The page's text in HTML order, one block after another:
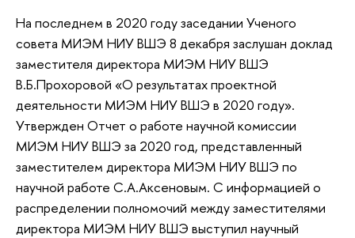
На последнем в 2020 году заседании Ученого
совета МИЭМ НИУ ВШЭ 8 декабря заслушан доклад
заместителя директора МИЭМ НИУ ВШЭ
В.Б.Прохоровой «О результатах проектной
деятельности МИЭМ НИУ ВШЭ в 2020 году».
Утвержден Отчет о работе научной комиссии
МИЭМ НИУ ВШЭ за 2020 год, представленный
заместителем директора МИЭМ НИУ ВШЭ по
научной работе С.А.Аксеновым. С информацией о
распределении полномочий между заместителями
директора МИЭМ НИУ ВШЭ выступил научный